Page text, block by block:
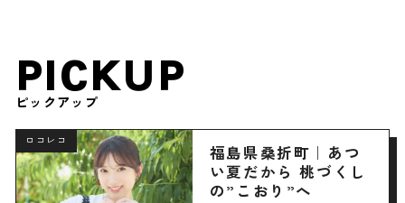
PICKUP
ピックアップ
ロコレコ
福島県桑折町｜あつ
い夏だから 桃づくし
の”こおり”へ